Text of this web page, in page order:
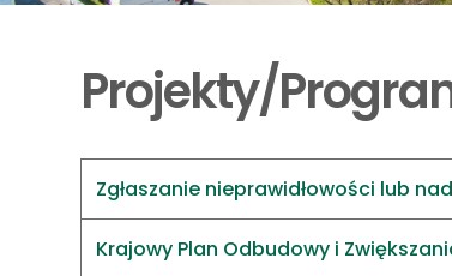
Projekty/
Zgłaszanie nieprawidłowości lub
Krajowy Plan Odbudowy i